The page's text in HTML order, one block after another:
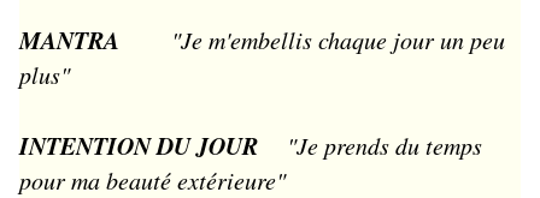
MANTRA
"Je m'embellis chaque jour un peu
plus"
INTENTION DU JOUR
"Je prends du temps
pour ma beauté extérieure"